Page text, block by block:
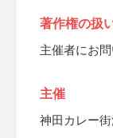
著作権の扱
主催者にお
主催
神田カレー